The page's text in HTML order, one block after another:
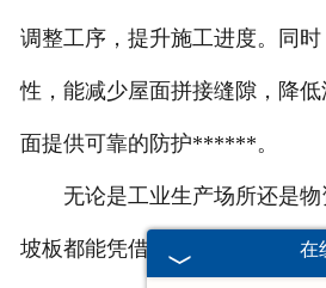
调整工序，提升施工进度。同
性，能减少屋面拼接缝隙，降
面提供可靠的防护******。
无论是工业生产场所还是物
坡板都能凭借结构合理、适配性
在